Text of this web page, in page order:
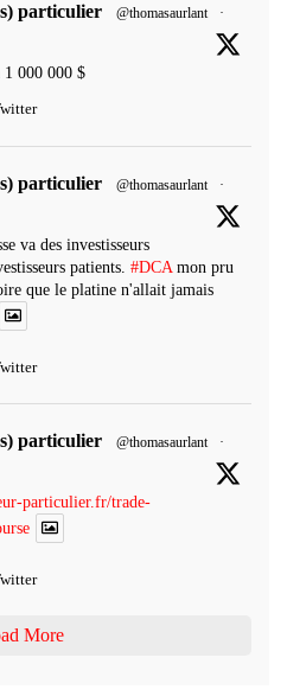
particulier @thomasaurlant
·
1 000 000 $
particulier @thomasaurlant
·
va des investisseurs
patients. #DCA mon pru
que le platine n'allait jamais
particulier @thomasaurlant
·
particulier.fr/trade-
More